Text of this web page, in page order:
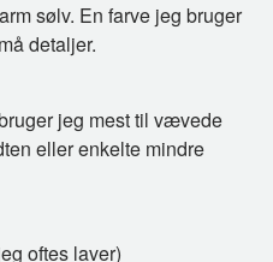
sølv. En farve jeg bruger
detaljer.
jeg mest til vævede
eller enkelte mindre
oftes laver)